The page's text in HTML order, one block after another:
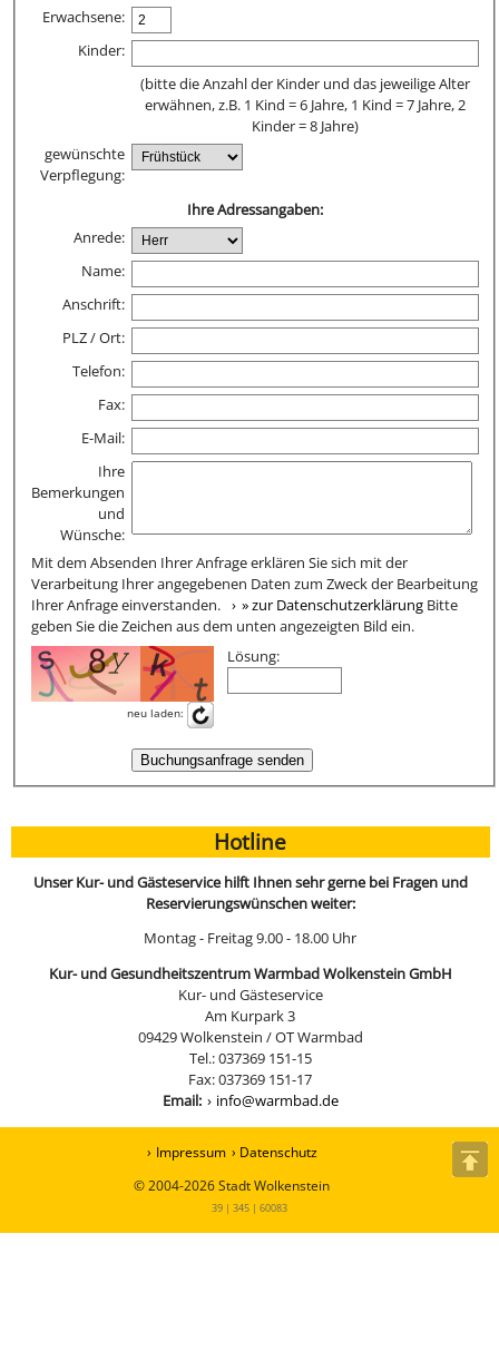
Erwachsene:
Kinder:
(bitte die Anzahl der Kinder und das jeweilige Alter
erwähnen, z.B. 1 Kind = 6 Jahre, 1 Kind = 7 Jahre, 2
Kinder = 8 Jahre)
gewünschte
Verpflegung:
Ihre Adressangaben:
Anrede:
Name:
Anschrift:
PLZ / Ort:
Telefon:
Fax:
E-Mail:
Ihre
Bemerkungen
und
Wünsche:
Mit dem Absenden Ihrer Anfrage erklären Sie sich mit der
Verarbeitung Ihrer angegebenen Daten zum Zweck der Bearbeitung
Ihrer Anfrage einverstanden.
» zur Datenschutzerklärung Bitte
geben Sie die Zeichen aus dem unten angezeigten Bild ein.
neu laden:
Lösung:
Buchungsanfrage senden
Hotline
Unser Kur- und Gästeservice hilft Ihnen sehr gerne bei Fragen und
Reservierungswünschen weiter:
Montag - Freitag 9.00 - 18.00 Uhr
Kur- und Gesundheitszentrum Warmbad Wolkenstein GmbH
Kur- und Gästeservice
Am Kurpark 3
09429 Wolkenstein / OT Warmbad
Tel.: 037369 151-15
Fax: 037369 151-17
Email:
info@warmbad.de
Impressum Datenschutz
© 2004-2026 Stadt Wolkenstein
39 | 345 | 60083